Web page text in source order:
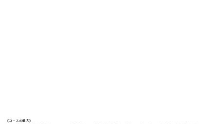
《​コースの魅力》